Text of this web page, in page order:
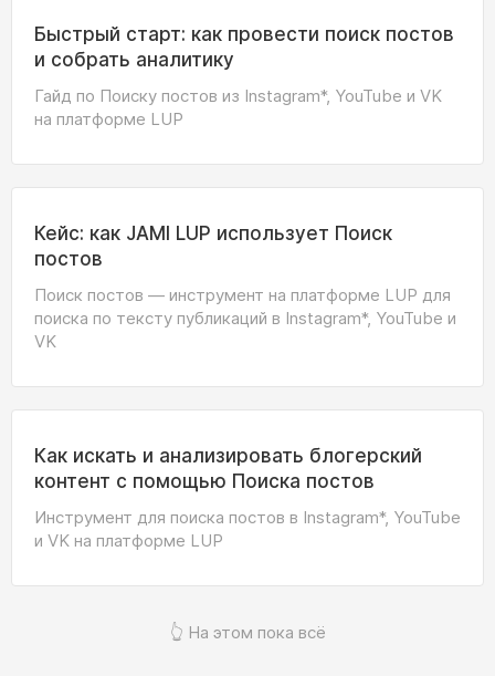
Быстрый старт: как провести поиск постов
и собрать аналитику
Гайд по Поиску постов из Instagram*, YouTube и VK
на платформе LUP
Кейс: как JAMI LUP использует Поиск
постов
Поиск постов — инструмент на платформе LUP для
поиска по тексту публикаций в Instagram*, YouTube и
VK
Как искать и анализировать блогерский
контент с помощью Поиска постов
Инструмент для поиска постов в Instagram*, YouTube
и VK на платформе LUP
👆 На этом пока всё